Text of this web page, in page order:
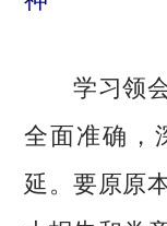
学习领会
全面准确，
延。要原原